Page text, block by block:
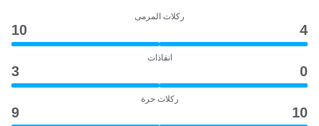
ركلات المرمى
4
10
انقاذات
0
3
ركلات حرة
10
9